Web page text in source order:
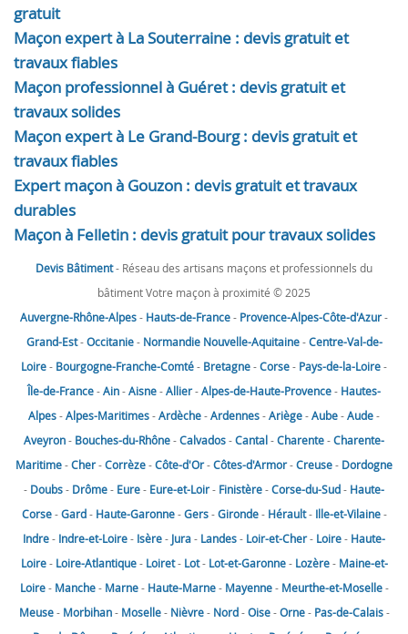
gratuit
Maçon expert à La Souterraine : devis gratuit et
travaux fiables
Maçon professionnel à Guéret : devis gratuit et
travaux solides
Maçon expert à Le Grand-Bourg : devis gratuit et
travaux fiables
Expert maçon à Gouzon : devis gratuit et travaux
durables
Maçon à Felletin : devis gratuit pour travaux solides
Devis Bâtiment- Réseau des artisans maçons et professionnels du
bâtiment Votre maçon à proximité © 2025
Auvergne-Rhône-Alpes- Hauts-de-France- Provence-Alpes-Côte-d'Azur-
Grand-Est-Occitanie- Normandie Nouvelle-Aquitaine-Centre-Val-de-
Loire- Bourgogne-Franche-Comté- Bretagne-Corse- Pays-de-la-Loire-
Île-de-France-Ain-Aisne-Allier-Alpes-de-Haute-Provence- Hautes-
Alpes-Alpes-Maritimes-Ardèche-Ardennes-Ariège-Aube-Aude-
Aveyron- Bouches-du-Rhône-Calvados-Cantal-Charente-Charente-
Maritime-Cher-Corrèze-Côte-d'Or-Côtes-d'Armor-Creuse- Dordogne
- Doubs- Drôme- Eure- Eure-et-Loir- Finistère-Corse-du-Sud- Haute-
Corse-Gard- Haute-Garonne-Gers-Gironde- Hérault- Ille-et-Vilaine-
Indre- Indre-et-Loire- Isère- Jura- Landes- Loir-et-Cher- Loire- Haute-
Loire- Loire-Atlantique- Loiret- Lot- Lot-et-Garonne- Lozère- Maine-et-
Loire- Manche- Marne- Haute-Marne- Mayenne- Meurthe-et-Moselle-
Meuse- Morbihan- Moselle- Nièvre- Nord-Oise-Orne- Pas-de-Calais-